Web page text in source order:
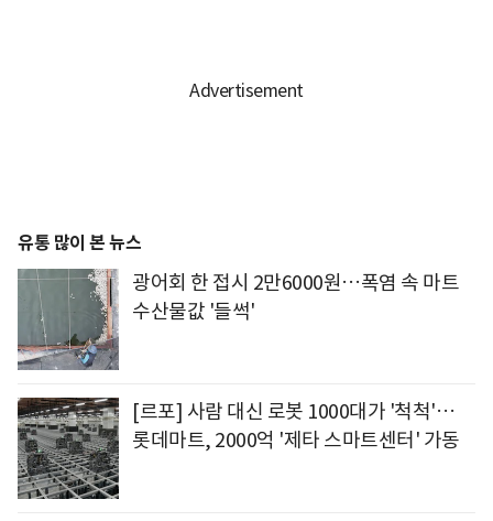
유통 많이 본 뉴스
광어회 한 접시 2만6000원…폭염 속 마트
수산물값 '들썩'
[르포] 사람 대신 로봇 1000대가 '척척'…
롯데마트, 2000억 '제타 스마트센터' 가동